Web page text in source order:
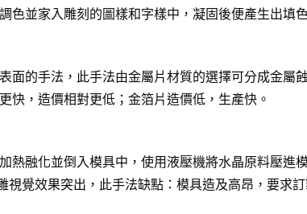
並家入雕刻的圖樣和字樣中，凝固後便產生出填
面的手法，此手法由金屬片材質的選擇可分成金
快，造價相對更低；金箔片造價低，生產快。
熱融化並倒入模具中，使用液壓機將水晶原料壓
覺效果突出，此手法缺點：模具造及高昂，要求訂